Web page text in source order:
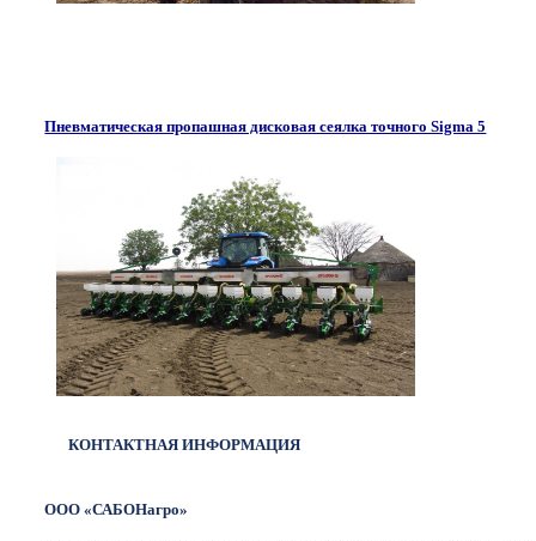
Пневматическая пропашная дисковая сеялка точного Sigma 5
КОНТАКТНАЯ ИНФОРМАЦИЯ
ООО «САБОНагро»